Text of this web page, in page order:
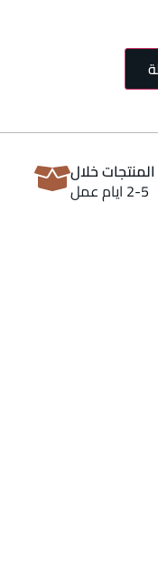
خلال
2-5 ايام عمل